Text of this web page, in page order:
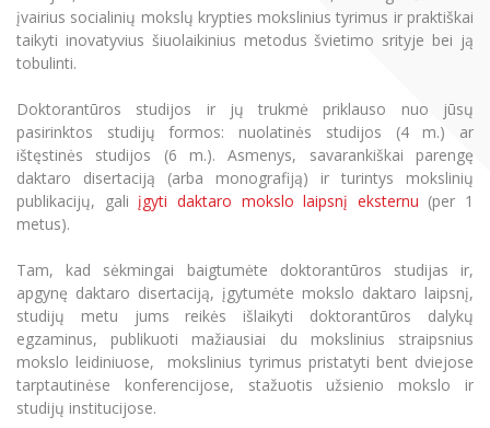
Universiteto teatras
MRU pop vokalinis ansamblis (vadovas Artūras
MRU merginų choras
Neformaliuoju ir (ar) savišvietos būdu įgytų
kompetencijų vertinimas ir pripažinimas
Erasmus+ mobilumas praktikoms (SMP)
Partnerystės
Vilniaus Karaliaus Sedžiongo institutas
Frankofoniškų šalių studijų centras
Emocinė gerovė
Mokslo laboratorijos
Doktorantūra
Projektai
Akademinė leidyba
Mokslo naujienos
Kasmetiniai mokslo renginiai
Veiklos dokumentai
Darbas MRU
Universiteto simbolika
Atributika
Naujienos
Tarptautiškumas
Studentams
Studentams
Darbuotojams
Darnus vystymasis
Privatumo politika
Sūduvos akademija
Tinklalaidės
Magistrantūros studijos
Vadovų MBA
Švietimo ir kultūros vadovų MPA
Teisės LL.M.
Doktorantūros studijos
Profesinės bakalauro studijos
Personalo valdymo centras
Privačių interesų deklaravimas
Informacija naujiems darbuotojams
Studijų Moodle (studijų vykdymui)
Magistrantūros studijos
Švietimo, kultūros vadovų MPA
Teisės LL.M.
Pedagogų rengimas
Doktorantūros studijos
Profesinės bakalauro studijos
įvairius socialinių mokslų krypties mokslinius tyrimus ir praktiškai
taikyti inovatyvius šiuolaikinius metodus švietimo srityje bei ją
tobulinti.
Doktorantūros studijos ir jų trukmė priklauso nuo jūsų
pasirinktos studijų formos: nuolatinės studijos (4 m.) ar
ištęstinės studijos (6 m.). Asmenys, savarankiškai parengę
daktaro disertaciją (arba monografiją) ir turintys mokslinių
publikacijų, gali įgyti daktaro mokslo laipsnį eksternu (per 1
metus).
Tam, kad sėkmingai baigtumėte doktorantūros studijas ir,
apgynę daktaro disertaciją, įgytumėte mokslo daktaro laipsnį,
studijų metu jums reikės išlaikyti doktorantūros dalykų
egzaminus, publikuoti mažiausiai du mokslinius straipsnius
mokslo leidiniuose, mokslinius tyrimus pristatyti bent dviejose
tarptautinėse konferencijose, stažuotis užsienio mokslo ir
studijų institucijose.